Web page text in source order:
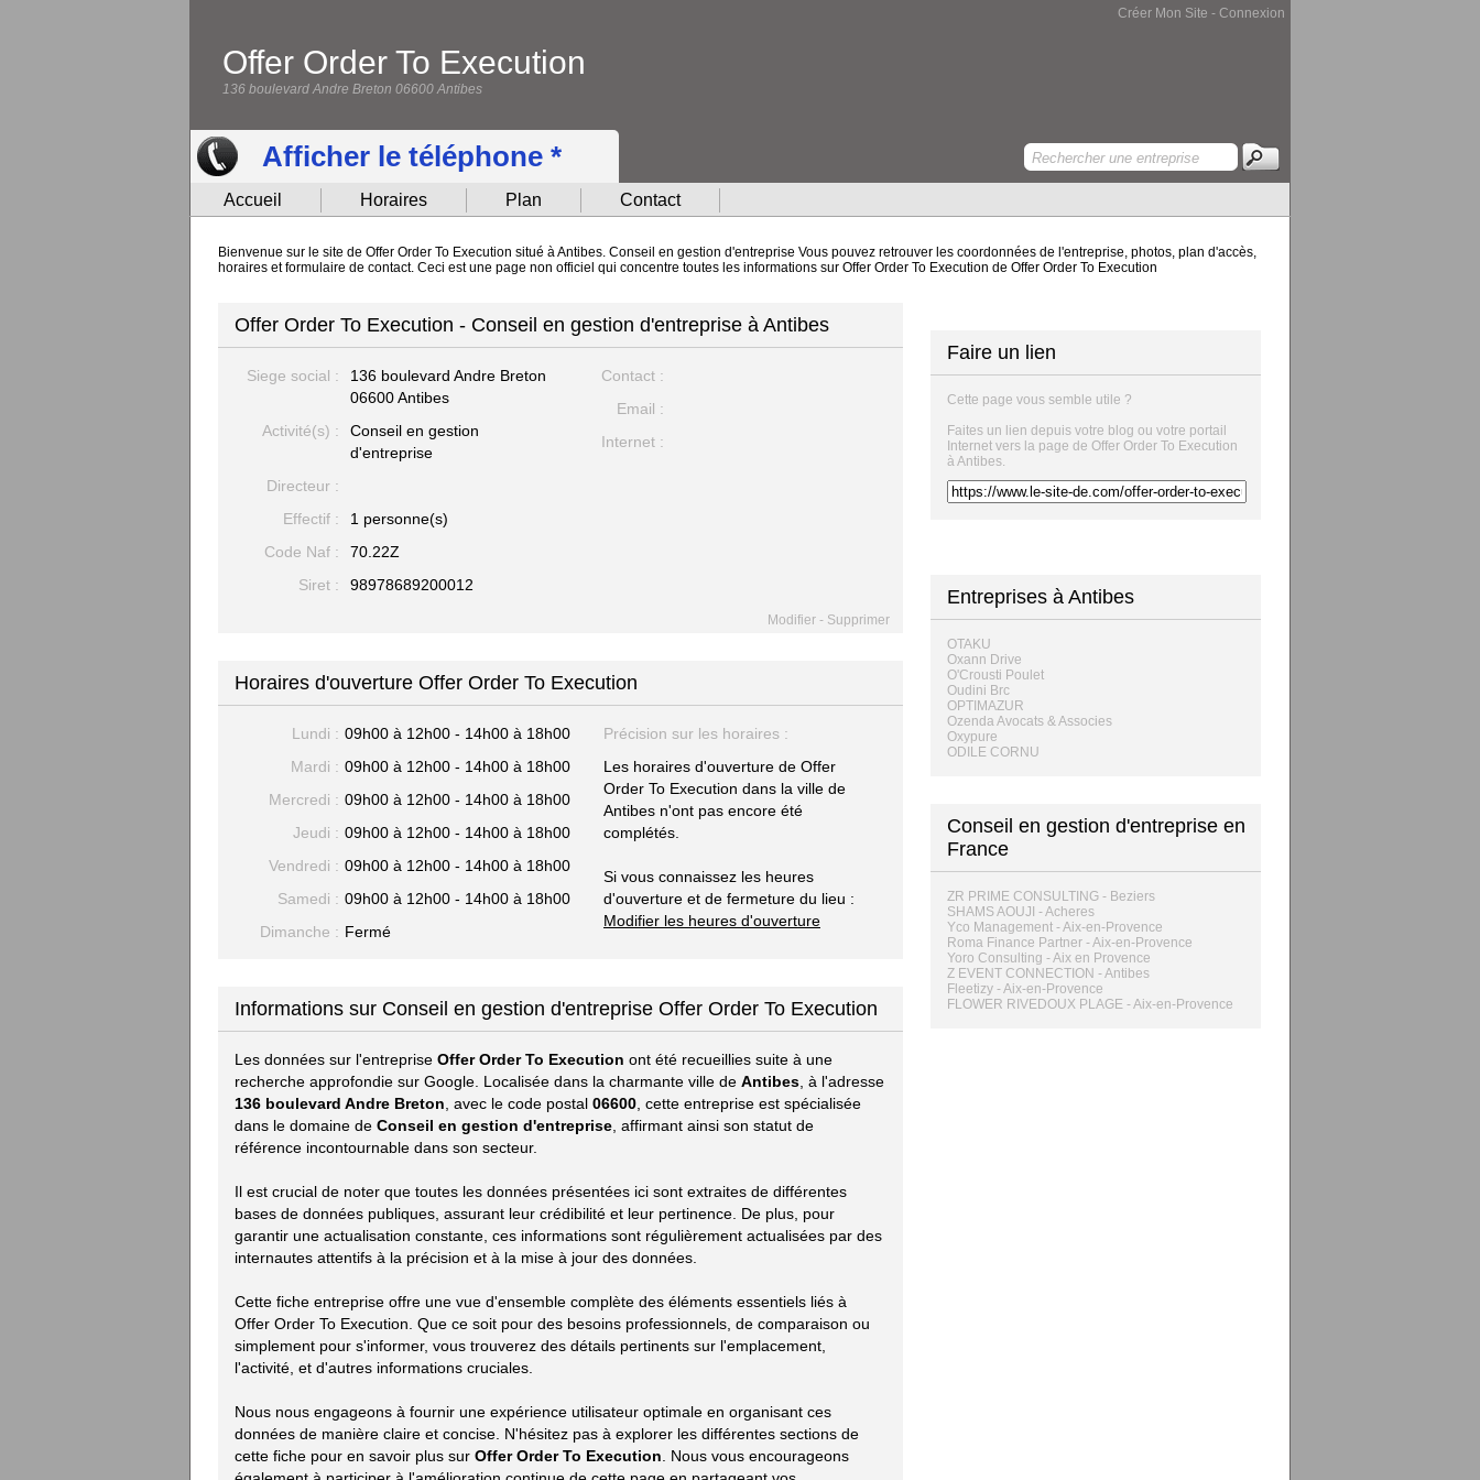
Créer Mon Site - Connexion
Offer Order To Execution
136 boulevard Andre Breton 06600 Antibes
Afficher le téléphone *
Accueil Horaires Plan Contact
Bienvenue sur le site de Offer Order To Execution situé à Antibes. Conseil en gestion d'entreprise Vous pouvez retrouver les coordonnées de l'entreprise, photos, plan d'accès,
horaires et formulaire de contact. Ceci est une page non officiel qui concentre toutes les informations sur Offer Order To Execution de Offer Order To Execution
Offer Order To Execution - Conseil en gestion d'entreprise à Antibes
Siege social :
136 boulevard Andre Breton
06600 Antibes
Activité(s) :
Conseil en gestion
d'entreprise
Directeur :
Effectif :
1 personne(s)
Code Naf :
70.22Z
Siret :
98978689200012
Contact :
Email :
Internet :
Modifier - Supprimer
Horaires d'ouverture Offer Order To Execution
Lundi : 09h00 à 12h00 - 14h00 à 18h00
Mardi : 09h00 à 12h00 - 14h00 à 18h00
Mercredi : 09h00 à 12h00 - 14h00 à 18h00
Jeudi : 09h00 à 12h00 - 14h00 à 18h00
Vendredi : 09h00 à 12h00 - 14h00 à 18h00
Samedi : 09h00 à 12h00 - 14h00 à 18h00
Dimanche : Fermé
Précision sur les horaires :
Les horaires d'ouverture de Offer
Order To Execution dans la ville de
Antibes n'ont pas encore été
complétés.
Si vous connaissez les heures
d'ouverture et de fermeture du lieu :
Modifier les heures d'ouverture
Informations sur Conseil en gestion d'entreprise Offer Order To Execution
Les données sur l'entreprise Offer Order To Execution ont été recueillies suite à une
recherche approfondie sur Google. Localisée dans la charmante ville de Antibes , à l'adresse
136 boulevard Andre Breton , avec le code postal 06600 , cette entreprise est spécialisée
dans le domaine de Conseil en gestion d'entreprise , affirmant ainsi son statut de
référence incontournable dans son secteur.
Il est crucial de noter que toutes les données présentées ici sont extraites de différentes
bases de données publiques, assurant leur crédibilité et leur pertinence. De plus, pour
garantir une actualisation constante, ces informations sont régulièrement actualisées par des
internautes attentifs à la précision et à la mise à jour des données.
Cette fiche entreprise offre une vue d'ensemble complète des éléments essentiels liés à
Offer Order To Execution. Que ce soit pour des besoins professionnels, de comparaison ou
simplement pour s'informer, vous trouverez des détails pertinents sur l'emplacement,
l'activité, et d'autres informations cruciales.
Nous nous engageons à fournir une expérience utilisateur optimale en organisant ces
données de manière claire et concise. N'hésitez pas à explorer les différentes sections de
cette fiche pour en savoir plus sur Offer Order To Execution . Nous vous encourageons
Faire un lien
Cette page vous semble utile ?
Faites un lien depuis votre blog ou votre portail
Internet vers la page de Offer Order To Execution
à Antibes.
Entreprises à Antibes
OTAKU
Oxann Drive
O'Crousti Poulet
Oudini Brc
OPTIMAZUR
Ozenda Avocats & Associes
Oxypure
ODILE CORNU
Conseil en gestion d'entreprise en
France
ZR PRIME CONSULTING - Beziers
SHAMS AOUJI - Acheres
Yco Management - Aix-en-Provence
Roma Finance Partner - Aix-en-Provence
Yoro Consulting - Aix en Provence
Z EVENT CONNECTION - Antibes
Fleetizy - Aix-en-Provence
FLOWER RIVEDOUX PLAGE - Aix-en-Provence